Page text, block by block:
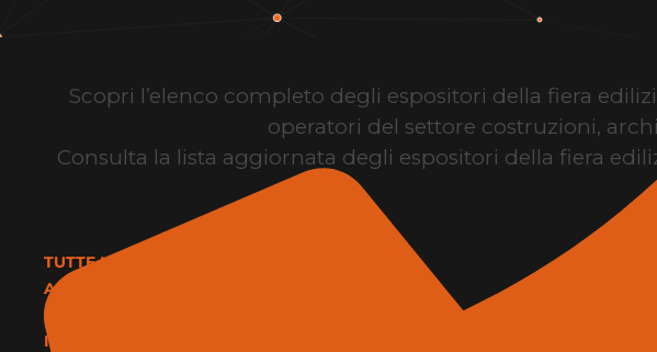
Scopri l’elenco completo degli espositori della fiera
operatori del settore costruzioni,
Consulta la lista aggiornata degli espositori della fiera
TUTTE LE CATEGORIE
ARCHITETTURA E DESIGN
EDILIZIA E MATERIALI
IMPIANTI E CLIMATIZZAZIONE